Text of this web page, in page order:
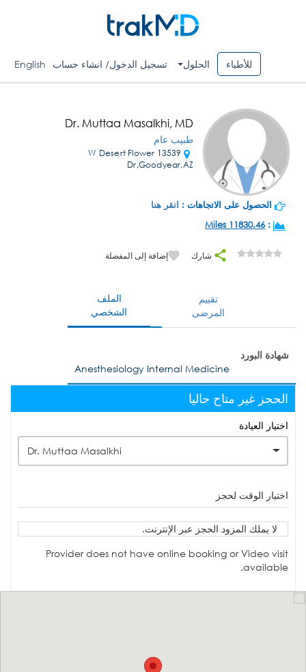
للأطباء الحلول تسجيل الدخول/ انشاء حساب English
Dr. Muttaa Masalkhi, MD
طبيب عام
13539 W Desert Flower
Dr,Goodyear,AZ
الحصول على الاتجاهات : انقر هنا
:
11830.46 Miles
شارك إضافة إلى المفضلة
الملف
الشخصي
تقييم
المرضى
شهادة البورد
Anesthesiology Internal Medicine
الحجز غير متاح حاليا
اختيار العيادة
Dr. Muttaa Masalkhi
اختيار الوقت لحجز
لا يملك المزود الحجز عبر الإنترنت.
Provider does not have online booking or Video visit
available.